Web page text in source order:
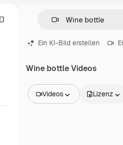
Ein KI-Bild erstellen
Wine bottle Videos
Videos Lizenz